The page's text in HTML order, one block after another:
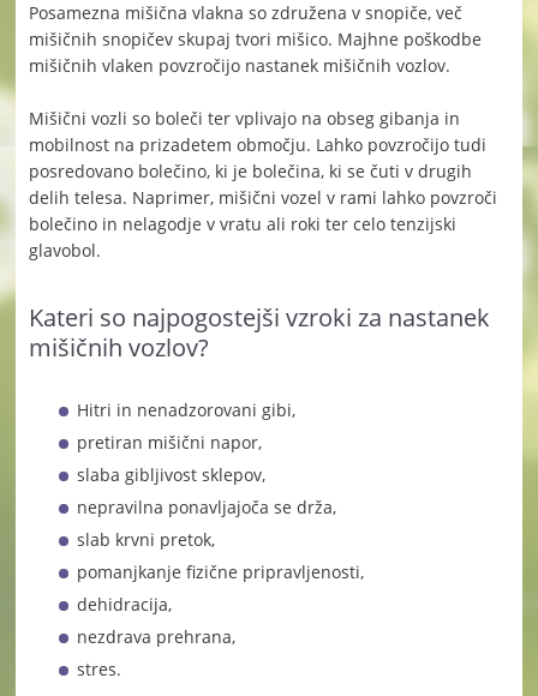
Posamezna mišična vlakna so združena v snopiče, več
mišičnih snopičev skupaj tvori mišico. Majhne poškodbe
mišičnih vlaken povzročijo nastanek mišičnih vozlov.
Mišični vozli so boleči ter vplivajo na obseg gibanja in
mobilnost na prizadetem območju. Lahko povzročijo tudi
posredovano bolečino, ki je bolečina, ki se čuti v drugih
delih telesa. Naprimer, mišični vozel v rami lahko povzroči
bolečino in nelagodje v vratu ali roki ter celo tenzijski
glavobol.
Kateri so najpogostejši vzroki za nastanek
mišičnih vozlov?
Hitri in nenadzorovani gibi,
pretiran mišični napor,
slaba gibljivost sklepov,
nepravilna ponavljajoča se drža,
slab krvni pretok,
pomanjkanje fizične pripravljenosti,
dehidracija,
nezdrava prehrana,
stres.